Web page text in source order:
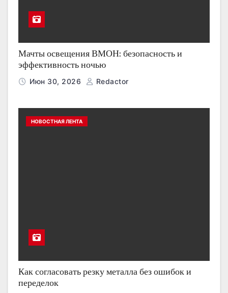
Мачты освещения ВМОН: безопасность и
эффективность ночью
Июн 30, 2026 Redactor
НОВОСТНАЯ ЛЕНТА
Как согласовать резку металла без ошибок и
переделок